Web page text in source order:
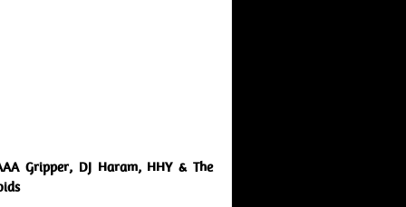
Gripper, DJ Haram, HHY & The